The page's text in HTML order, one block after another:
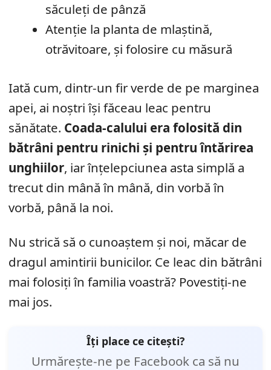
săculeți de pânză
Atenție la planta de mlaștină,
otrăvitoare, și folosire cu măsură
Iată cum, dintr-un fir verde de pe marginea
apei, ai noștri își făceau leac pentru
sănătate. Coada-calului era folosită din
bătrâni pentru rinichi și pentru întărirea
unghiilor, iar înțelepciunea asta simplă a
trecut din mână în mână, din vorbă în
vorbă, până la noi.
Nu strică să o cunoaștem și noi, măcar de
dragul amintirii bunicilor. Ce leac din bătrâni
mai folosiți în familia voastră? Povestiți-ne
mai jos.
Îți place ce citești?
Urmărește-ne pe Facebook ca să nu